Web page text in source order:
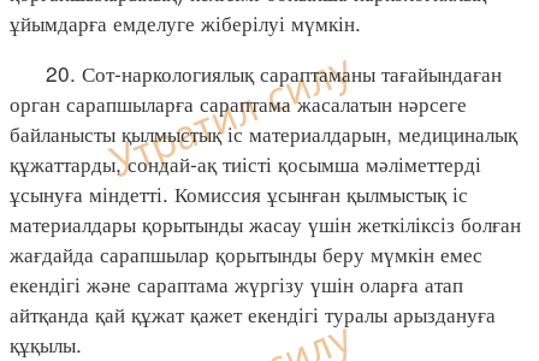
ұйымдарға емделуге жіберілуі мүмкін.
20. Сот-наркологиялық сараптаманы тағайындаған
орган сарапшыларға сараптама жасалатын нәрсеге
байланысты қылмыстық іс материалдарын, медициналық
құжаттарды, сондай-ақ тиісті қосымша мәліметтерді
ұсынуға міндетті. Комиссия ұсынған қылмыстық іс
материалдары қорытынды жасау үшін жеткіліксіз болған
жағдайда сарапшылар қорытынды беру мүмкін емес
екендігі және сараптама жүргізу үшін оларға атап
айтқанда қай құжат қажет екендігі туралы арыздануға
құқылы.